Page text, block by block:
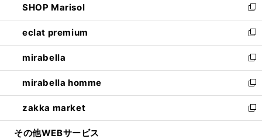
く
で
開
く
ド
ウ
で
開
く
ィ
ン
ド
ウ
で
開
く
い
ウ
ィ
ン
ド
ウ
で
開
く
SHOP Marisol
新
し
い
ウ
ィ
ン
ド
ウ
で
開
eclat premium
新
し
い
ウ
ィ
ン
ド
ウ
mirabella
新
し
い
ウ
ィ
ン
mirabella homme
新
し
い
ウ
zakka market
新
し
その他WEBサービス